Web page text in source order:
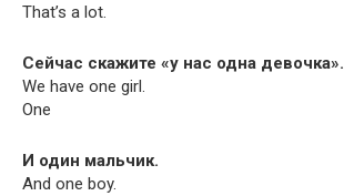
That’s a lot.
Сейчас скажите «у нас одна девочка».
We have one girl.
One
И один мальчик.
And one boy.